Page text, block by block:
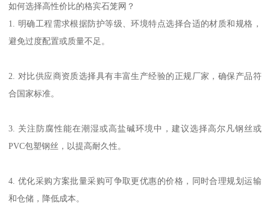
如何选择高性价比的格宾石笼网？
1. 明确工程需求根据防护等级、环境特点选择合适的材质和规格，
避免过度配置或质量不足。
2. 对比供应商资质选择具有丰富生产经验的正规厂家，确保产品符
合国家标准。
3. 关注防腐性能在潮湿或高盐碱环境中，建议选择高尔凡钢丝或
PVC包塑钢丝，以提高耐久性。
4. 优化采购方案批量采购可争取更优惠的价格，同时合理规划运输
和仓储，降低成本。